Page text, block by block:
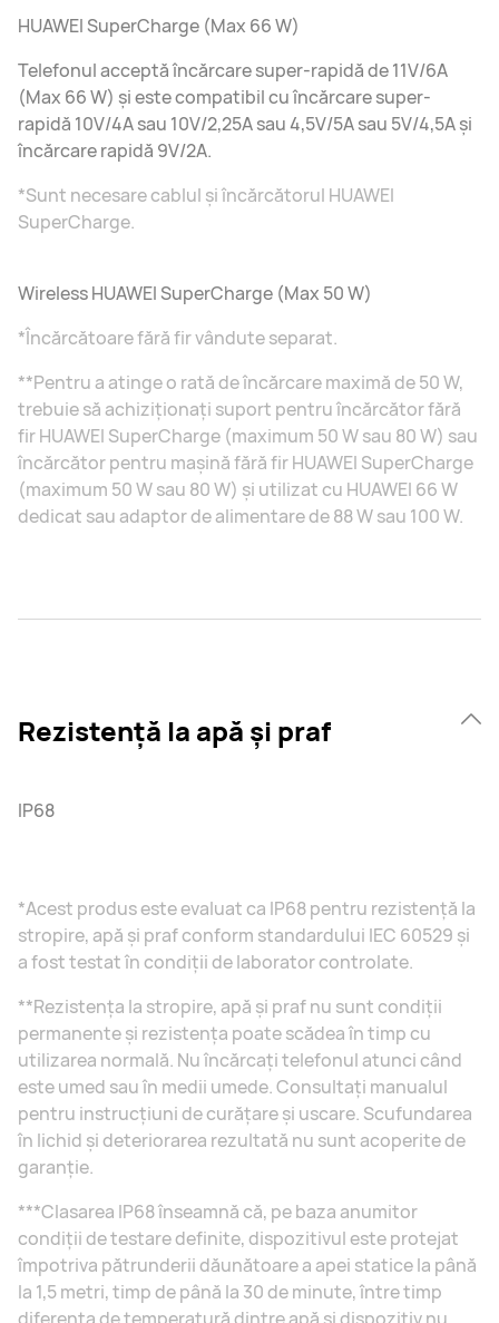
HUAWEI SuperCharge (Max 66 W)
Telefonul acceptă încărcare super-rapidă de 11V/6A
(Max 66 W) și este compatibil cu încărcare super-
rapidă 10V/4A sau 10V/2,25A sau 4,5V/5A sau 5V/4,5A și
încărcare rapidă 9V/2A.
*Sunt necesare cablul și încărcătorul HUAWEI
SuperCharge.
Wireless HUAWEI SuperCharge (Max 50 W)
*Încărcătoare fără fir vândute separat.
**Pentru a atinge o rată de încărcare maximă de 50 W,
trebuie să achiziționați suport pentru încărcător fără
fir HUAWEI SuperCharge (maximum 50 W sau 80 W) sau
încărcător pentru mașină fără fir HUAWEI SuperCharge
(maximum 50 W sau 80 W) și utilizat cu HUAWEI 66 W
dedicat sau adaptor de alimentare de 88 W sau 100 W.
Rezistență la apă și praf
IP68
*Acest produs este evaluat ca IP68 pentru rezistență la
stropire, apă și praf conform standardului IEC 60529 și
a fost testat în condiții de laborator controlate.
**Rezistența la stropire, apă și praf nu sunt condiții
permanente și rezistența poate scădea în timp cu
utilizarea normală. Nu încărcați telefonul atunci când
este umed sau în medii umede. Consultați manualul
pentru instrucțiuni de curățare și uscare. Scufundarea
în lichid și deteriorarea rezultată nu sunt acoperite de
garanție.
***Clasarea IP68 înseamnă că, pe baza anumitor
condiții de testare definite, dispozitivul este protejat
împotriva pătrunderii dăunătoare a apei statice la până
la 1,5 metri, timp de până la 30 de minute, între timp